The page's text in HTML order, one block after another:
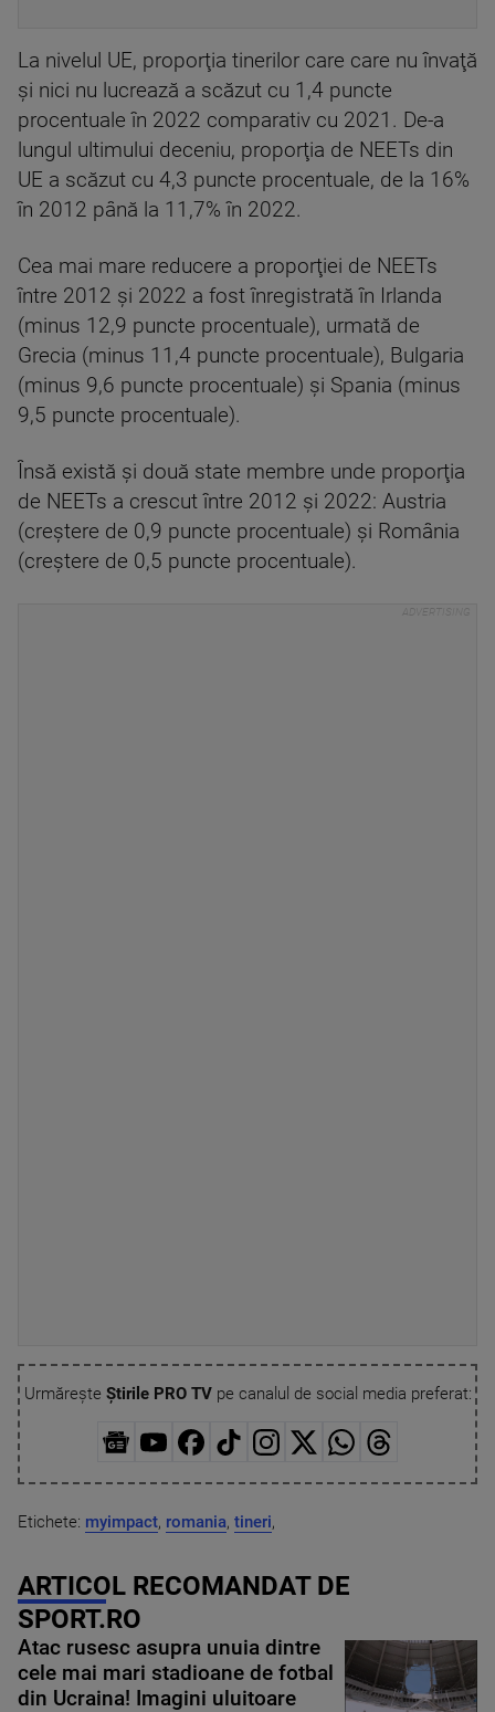
La nivelul UE, proporţia tinerilor care care nu învaţă
şi nici nu lucrează a scăzut cu 1,4 puncte
procentuale în 2022 comparativ cu 2021. De-a
lungul ultimului deceniu, proporţia de NEETs din
UE a scăzut cu 4,3 puncte procentuale, de la 16%
în 2012 până la 11,7% în 2022.
Cea mai mare reducere a proporţiei de NEETs
între 2012 şi 2022 a fost înregistrată în Irlanda
(minus 12,9 puncte procentuale), urmată de
Grecia (minus 11,4 puncte procentuale), Bulgaria
(minus 9,6 puncte procentuale) şi Spania (minus
9,5 puncte procentuale).
Însă există şi două state membre unde proporţia
de NEETs a crescut între 2012 şi 2022: Austria
(creştere de 0,9 puncte procentuale) şi România
(creştere de 0,5 puncte procentuale).
Urmărește Știrile PRO TVpe canalul de social media preferat:
Etichete: myimpact, romania, tineri,
ARTICOL RECOMANDAT DE
SPORT.RO
Atac rusesc asupra unuia dintre
cele mai mari stadioane de fotbal
din Ucraina! Imagini uluitoare